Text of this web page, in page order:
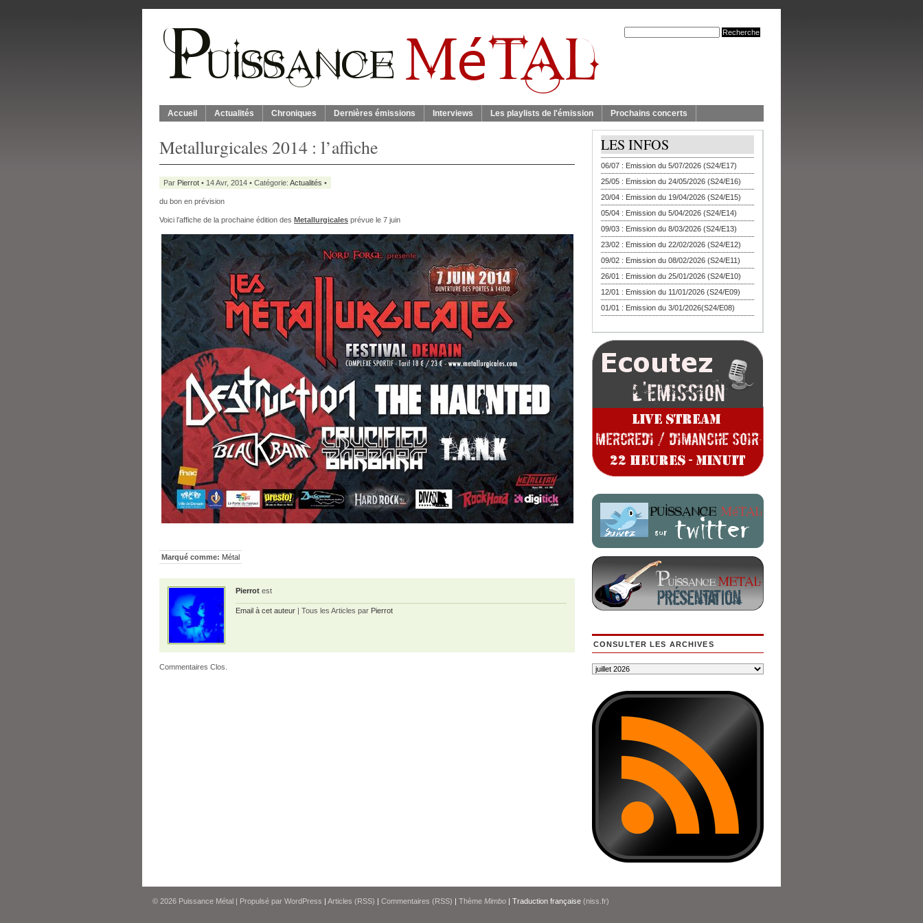
Accueil Actualités Chroniques Dernières émissions Interviews Les playlists de l'émission Prochains concerts
Metallurgicales 2014 : l’affiche
Par Pierrot • 14 Avr, 2014 • Catégorie: Actualités •
du bon en prévision
Voici l’affiche de la prochaine édition des Metallurgicales prévue le 7 juin
Marqué comme: Métal
Pierrot est
Email à cet auteur | Tous les Articles par Pierrot
Commentaires Clos.
LES INFOS
06/07 : Emission du 5/07/2026 (S24/E17)
25/05 : Emission du 24/05/2026 (S24/E16)
20/04 : Emission du 19/04/2026 (S24/E15)
05/04 : Emission du 5/04/2026 (S24/E14)
09/03 : Emission du 8/03/2026 (S24/E13)
23/02 : Emission du 22/02/2026 (S24/E12)
09/02 : Emission du 08/02/2026 (S24/E11)
26/01 : Emission du 25/01/2026 (S24/E10)
12/01 : Emission du 11/01/2026 (S24/E09)
01/01 : Emission du 3/01/2026(S24/E08)
CONSULTER LES ARCHIVES
© 2026 Puissance Métal | Propulsé par WordPress | Articles (RSS) | Commentaires (RSS) | Thème Mimbo | Traduction française (niss.fr)